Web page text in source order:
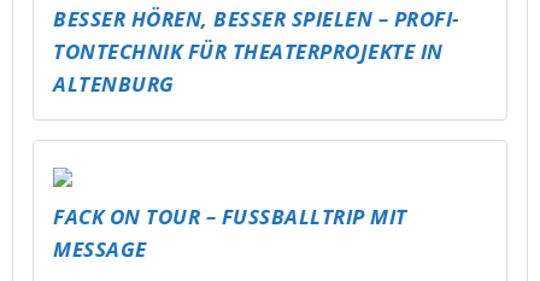
BESSER HÖREN, BESSER SPIELEN – PROFI-
TONTECHNIK FÜR THEATERPROJEKTE IN
ALTENBURG
FACK ON TOUR – FUSSBALLTRIP MIT M
ESSAGE